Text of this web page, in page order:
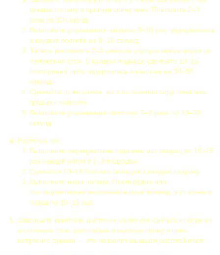
руками о стену и прогнув спину вниз. Повторите 2–3
раза по 10 секунд.
Выполните упражнение «кошка» 5–10 раз, задерживаясь
в каждом прогибе на 8–10 секунд.
Теперь выполните 2–3 наклона корпуса вниз к ногам из
положения стоя. В каждом подходе сделайте 10–15
повторений либо задержитесь в наклоне на 20–30
секунд.
Сделайте то же самое, но в положении сидя, тянитесь
грудью к коленям.
Выполните упражнение «мостик» 2–3 раза по 10–20
секунд.
Растяжка ног:
Выполните перекрёстные подъёмы ног вперёд по 10–15
раз каждой ногой в 2–3 подходах.
Сделайте 10–15 боковых выпадов в каждую сторону.
Выполните махи ногами. Поочерёдно или
последовательно выполняйте махи вперёд, в стороны и
назад по 10–15 раз.
Завершите комплекс растяжки наклоном корпуса к ногам из
положения стоя, расслабьте в наклоне спину и шею,
потрясите руками — это позволит мышцам расслабиться.